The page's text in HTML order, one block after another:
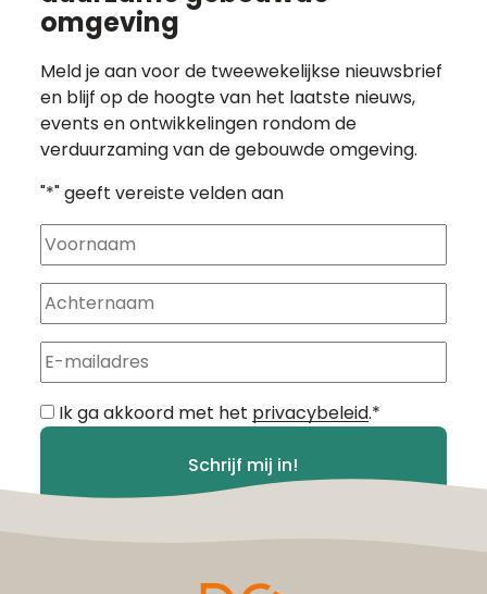
omgeving
Meld je aan voor de tweewekelijkse nieuwsbrief
en blijf op de hoogte van het laatste nieuws,
events en ontwikkelingen rondom de
verduurzaming van de gebouwde omgeving.
"*" geeft vereiste velden aan
Voornaam
Achternaam
E-
mailadres
Algemene
voorwaarden
Ik ga akkoord met het privacybeleid.*
Schrijf mij in!